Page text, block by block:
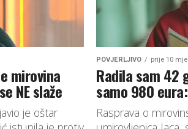
mirovina
NE slaže
je oštar
POVJERLJIVO prije 10
Radila sam 42
samo 980
Rasprava o